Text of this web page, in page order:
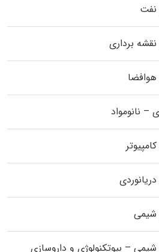
نفت
برداری
– نانومواد
شیمی
– بیوتکنولوژی و داروسازی